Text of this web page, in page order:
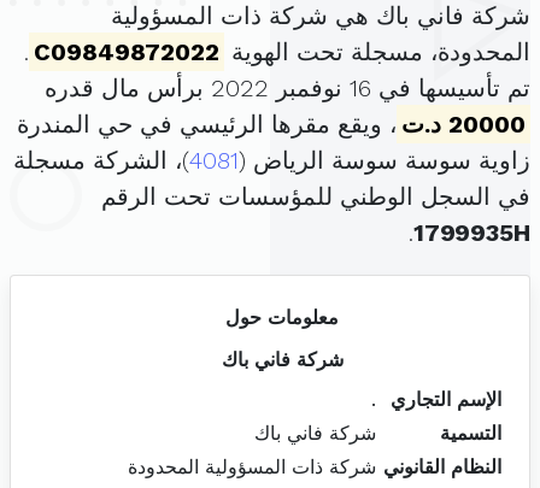
شركة فاني باك هي شركة ذات المسؤولية
المحدودة، مسجلة تحت الهوية C09849872022
.
تم تأسيسها في 16 نوفمبر 2022 برأس مال قدره
20000 د.ت
، ويقع مقرها الرئيسي في حي المندرة
زاوية سوسة سوسة الرياض (4081)، الشركة مسجلة
في السجل الوطني للمؤسسات تحت الرقم
1799935H
.
معلومات حول
شركة فاني باك
الإسم التجاري
.
التسمية
شركة فاني باك
النظام القانوني شركة ذات المسؤولية المحدودة